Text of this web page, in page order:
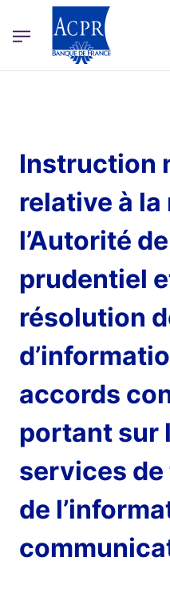
ACPR Menu Principal
Instruction
relative à la
l’Autorité
prudentiel
résolution
accords
portant sur
services
de